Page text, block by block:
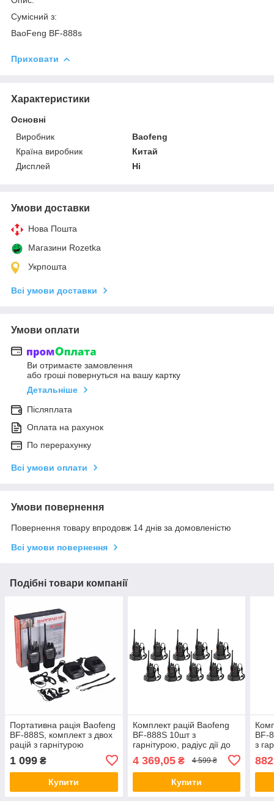
Сумісний з:
BaoFeng BF-888s
Приховати
Характеристики
Основні
Виробник
Baofeng
Країна виробник
Китай
Дисплей
Ні
Умови доставки
Нова Пошта
Магазини Rozetka
Укрпошта
Всі умови доставки
Умови оплати
Ви отримаєте замовлення
або гроші повернуться на вашу картку
Детальніше
Післяплата
Оплата на рахунок
По перерахунку
Всі умови оплати
Умови повернення
Повернення товару впродовж 14 днів за домовленістю
Всі умови повернення
Подібні товари компанії
Портативна рація Baofeng
BF-888S, комплект з двох
рацій з гарнітурою
1 099 ₴
Купити
Комплект рацій Baofeng
BF-888S 10шт з
гарнітурою, радіус дії до
4 369,05₴ 4 599 ₴
Купити
BF-
з